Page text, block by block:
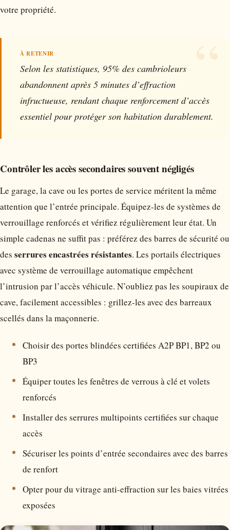
votre propriété.
Selon les statistiques, 95% des cambrioleurs
abandonnent après 5 minutes d’effraction
infructueuse, rendant chaque renforcement d’accès
essentiel pour protéger son habitation durablement.
Contrôler les accès secondaires souvent négligés
Le garage, la cave ou les portes de service méritent la même
attention que l’entrée principale. Équipez-les de systèmes de
verrouillage renforcés et vérifiez régulièrement leur état. Un
simple cadenas ne suffit pas : préférez des barres de sécurité ou
des serrures encastrées résistantes. Les portails électriques
avec système de verrouillage automatique empêchent
l’intrusion par l’accès véhicule. N’oubliez pas les soupiraux de
cave, facilement accessibles : grillez-les avec des barreaux
scellés dans la maçonnerie.
Choisir des portes blindées certifiées A2P BP1, BP2 ou
BP3
Équiper toutes les fenêtres de verrous à clé et volets
renforcés
Installer des serrures multipoints certifiées sur chaque
accès
Sécuriser les points d’entrée secondaires avec des barres
de renfort
Opter pour du vitrage anti-effraction sur les baies vitrées
exposées